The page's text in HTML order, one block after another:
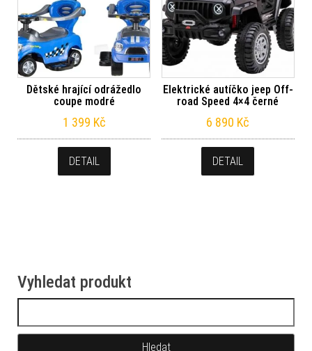
Dětské hrající odrážedlo
coupe modré
1 399 Kč
DETAIL
Elektrické autíčko jeep Off-
road Speed 4×4 černé
6 890 Kč
DETAIL
Vyhledat produkt